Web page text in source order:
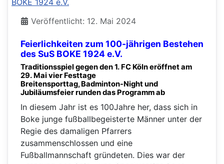
Feierlichkeiten zum 100-jährigen Bestehen
des SuS BOKE 1924 e.V.
Veröffentlicht: 12. Mai 2024
Traditionsspiel gegen den 1. FC Köln eröffnet am
29. Mai vier Festtage
Breitensporttag, Badminton-Night und
Jubiläumsfeier runden das Programm ab
In diesem Jahr ist es 100Jahre her, dass sich in
Boke junge fußballbegeisterte Männer unter der
Regie des damaligen Pfarrers
zusammenschlossen und eine
Fußballmannschaft gründeten. Dies war der